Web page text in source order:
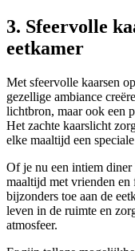
3. Sfeervolle
eetkamer
Met sfeervolle kaarsen
gezellige ambiance
lichtbron, maar ook een
Het zachte kaarslicht
elke maaltijd een
Of je nu een intiem
maaltijd met vrienden
bijzonders toe aan de
leven in de ruimte en
atmosfeer.